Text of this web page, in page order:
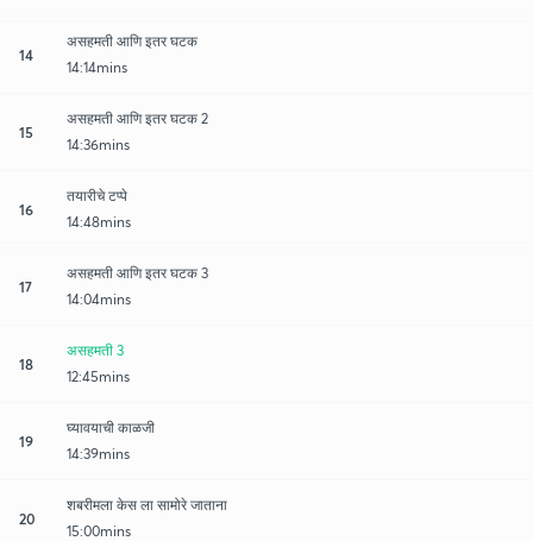
14
असहमती आणि इतर घटक
14:14mins
15
असहमती आणि इतर घटक 2
14:36mins
16
तयारीचे टप्पे
14:48mins
17
असहमती आणि इतर घटक 3
14:04mins
18
असहमती 3
12:45mins
19
घ्यावयाची काळजी
14:39mins
20
शबरीमला केस ला सामोरे जाताना
15:00mins